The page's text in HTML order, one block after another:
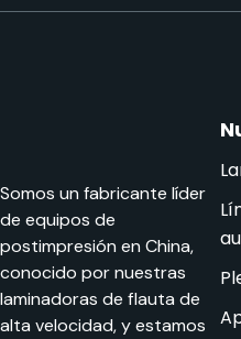
Somos un fabricante líder
de equipos de
postimpresión en China,
conocido por nuestras
laminadoras de flauta de
alta velocidad, y estamos